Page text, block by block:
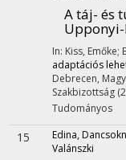
A táj- és
In: Kiss, Emőke;
adaptációs
Debrecen,
Szakbizottság
Tudományos
15 Edina,
Valánszki